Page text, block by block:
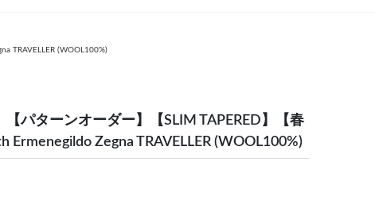
TRAVELLER (WOOL100%)
【パターンオーダー】【SLIM TAPERED】【春
Zegna TRAVELLER (WOOL100%)